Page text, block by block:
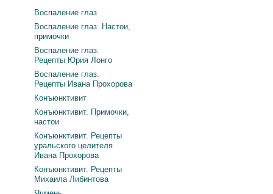
Воспаление глаз
Воспаление глаз. Настои,
примочки
Воспаление глаз.
Рецепты Юрия Лонго
Воспаление глаз.
Рецепты Ивана Прохорова
Конъюнктивит
Конъюнктивит. Примочки,
настои
Конъюнктивит. Рецепты
уральского целителя
Ивана Прохорова
Конъюнктивит. Рецепты
Михаила Либинтова